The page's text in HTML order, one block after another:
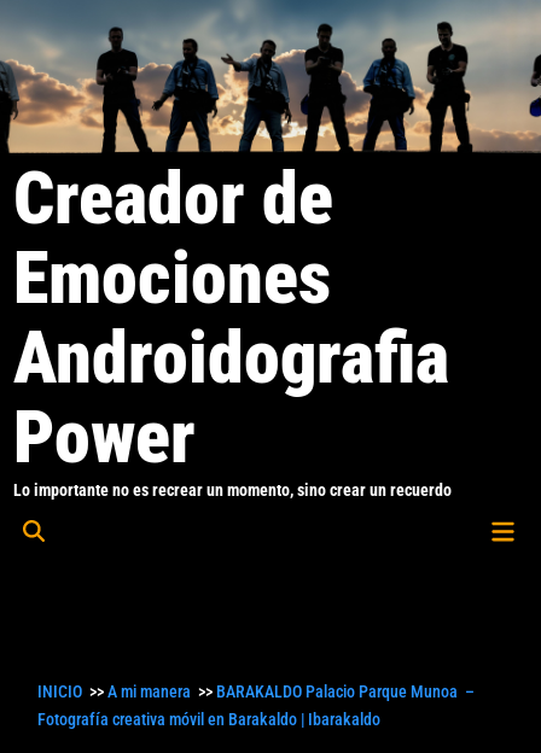
al
contenido
Creador de
Emociones
Androidografia
Power
Lo importante no es recrear un momento, sino crear un recuerdo
Abrir
INICIO >>A mi manera >> BARAKALDO Palacio Parque Munoa –
Fotografía creativa móvil en Barakaldo | Ibarakaldo